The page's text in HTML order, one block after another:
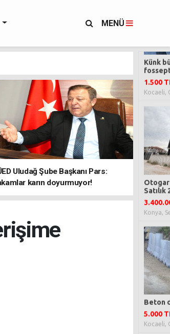
MENÜ
Uludağ Şube Başkanı Pars:
karın doyurmuyor!